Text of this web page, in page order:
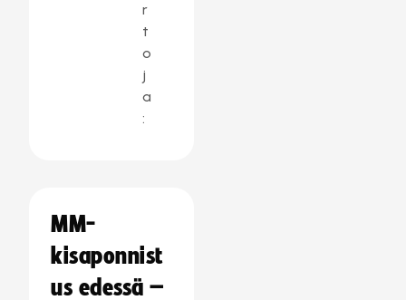
r
t
o
j
a
:
MM-
kisaponnist
us edessä –